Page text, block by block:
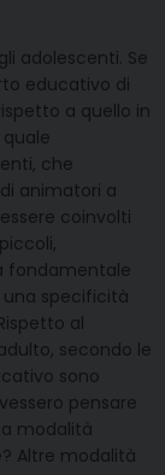
adolescenti. Se
educativo di
a quello in
che
animatori a
coinvolti
fondamentale
specificità
al
secondo le
sono
pensare
modalità
Altre modalità